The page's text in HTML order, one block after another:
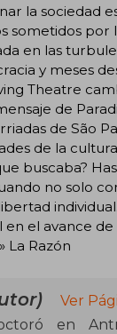
la sociedad
sometidos
en las
y meses
Theatre
de
de São
de la
buscaba?
no solo
el avance de
La Razón
Ver
en